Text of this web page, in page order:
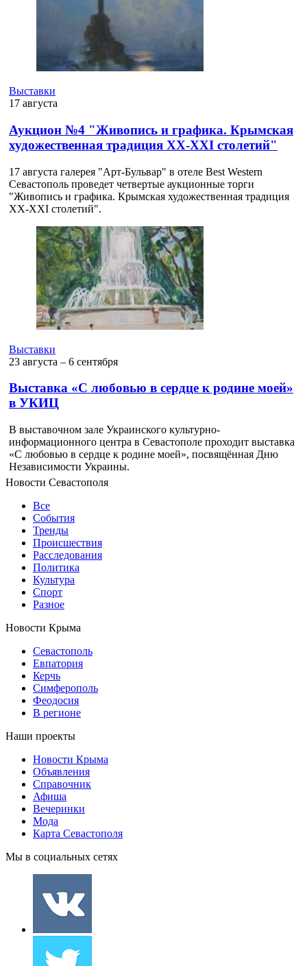
Выставки
17 августа
Аукцион №4 "Живопись и графика. Крымская
художественная традиция XX-XXI столетий"
17 августа галерея "Арт-Бульвар" в отеле Best Western
Севастополь проведет четвертые аукционные торги
"Живопись и графика. Крымская художественная традиция
XX-XXI столетий".
Выставки
23 августа ‒ 6 сентября
Выставка «С любовью в сердце к родине моей»
в УКИЦ
В выставочном зале Украинского культурно-
информационного центра в Севастополе проходит выставка
«С любовью в сердце к родине моей», посвящённая Дню
Независимости Украины.
Новости Севастополя
Все
События
Тренды
Происшествия
Расследования
Политика
Культура
Спорт
Разное
Новости Крыма
Севастополь
Евпатория
Керчь
Симферополь
Феодосия
В регионе
Наши проекты
Новости Крыма
Объявления
Справочник
Афиша
Вечеринки
Мода
Карта Севастополя
Мы в социальных сетях